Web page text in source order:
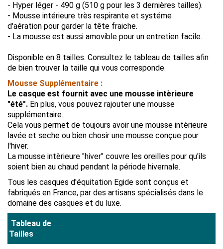
- Hyper léger - 490 g (510 g pour les 3 dernières tailles).
- Mousse intérieure très respirante et systéme
d'aération pour garder la tête fraiche.
- La mousse est aussi amovible pour un entretien facile.
Disponible en 8 tailles. Consultez le tableau de tailles afin
de bien trouver la taille qui vous corresponde.
Mousse Supplémentaire :
Le casque est fournit avec une mousse intèrieure
"été". En plus, vous pouvez rajouter une mousse
supplémentaire.
Cela vous permet de toujours avoir une mousse intèrieure
lavée et seche ou bien chosir une mousse conçue pour
l'hiver.
La mousse intèrieure "hiver" couvre les oreilles pour qu'ils
soient bien au chaud pendant la période hivernale.
Tous les casques d'équitation Egide sont conçus et
fabriqués en France, par des artisans spécialisés dans le
domaine des casques et du luxe.
Tableau de
Tailles